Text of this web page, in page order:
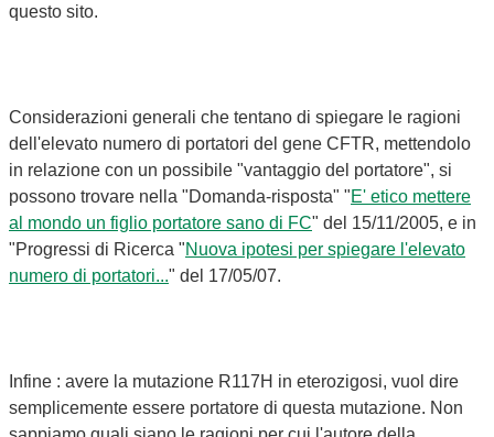
questo sito.
Considerazioni generali che tentano di spiegare le ragioni
dell'elevato numero di portatori del gene CFTR, mettendolo
in relazione con un possibile "vantaggio del portatore", si
possono trovare nella "Domanda-risposta" "E' etico mettere
al mondo un figlio portatore sano di FC" del 15/11/2005, e in
"Progressi di Ricerca "Nuova ipotesi per spiegare l'elevato
numero di portatori..." del 17/05/07.
Infine : avere la mutazione R117H in eterozigosi, vuol dire
semplicemente essere portatore di questa mutazione. Non